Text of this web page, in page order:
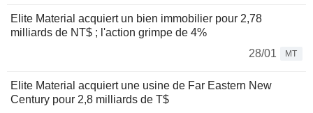
Elite Material acquiert un bien immobilier pour 2,78
milliards de NT$ ; l'action grimpe de 4%
28/01
MT
Elite Material acquiert une usine de Far Eastern New
Century pour 2,8 milliards de T$